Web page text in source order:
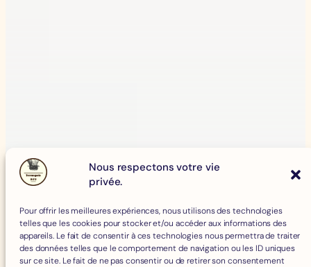
Nous respectons votre vie
privée.
Pour offrir les meilleures expériences, nous utilisons des technologies
telles que les cookies pour stocker et/ou accéder aux informations des
appareils. Le fait de consentir à ces technologies nous permettra de traiter
des données telles que le comportement de navigation ou les ID uniques
sur ce site. Le fait de ne pas consentir ou de retirer son consentement